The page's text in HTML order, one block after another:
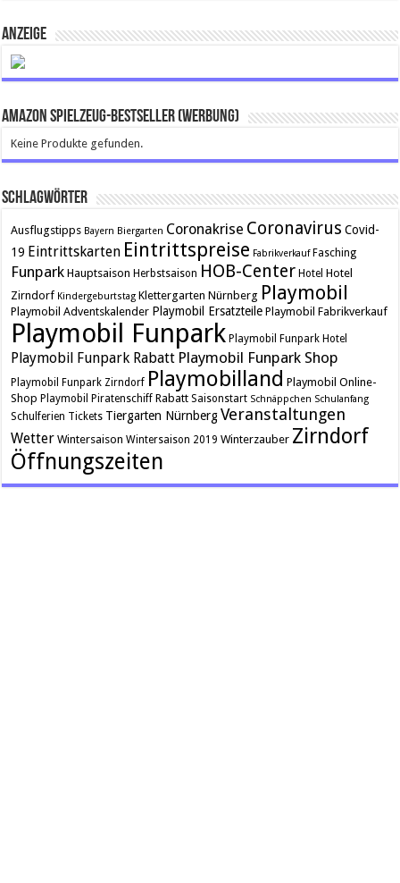
ANZEIGE
Amazon Spielzeug-Bestseller (Werbung)
Keine Produkte gefunden.
Schlagwörter
Ausflugstipps Bayern Biergarten Coronakrise Coronavirus Covid-
19 Eintrittskarten Eintrittspreise Fabrikverkauf Fasching
Funpark Hauptsaison Herbstsaison HOB-Center Hotel Hotel
Zirndorf Kindergeburtstag Klettergarten Nürnberg Playmobil
Playmobil Adventskalender Playmobil Ersatzteile Playmobil Fabrikverkauf
Playmobil Funpark Playmobil Funpark Hotel
Playmobil Funpark Rabatt Playmobil Funpark Shop
Playmobil Funpark Zirndorf Playmobilland Playmobil Online-
Shop Playmobil Piratenschiff Rabatt Saisonstart Schnäppchen Schulanfang
Schulferien Tickets Tiergarten Nürnberg Veranstaltungen
Wetter Wintersaison Wintersaison 2019 Winterzauber Zirndorf
Öffnungszeiten